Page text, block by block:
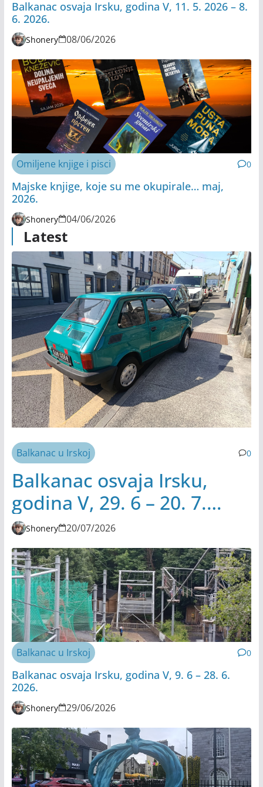
Balkanac osvaja Irsku, godina V, 11. 5. 2026 – 8.
6. 2026.
Shonery 08/06/2026
Omiljene knjige i pisci 0
Majske knjige, koje su me okupirale… maj,
2026.
Shonery 04/06/2026
Latest
Balkanac u Irskoj 0
Balkanac osvaja Irsku,
godina V, 29. 6 – 20. 7.
2026.
Shonery 20/07/2026
Balkanac u Irskoj 0
Balkanac osvaja Irsku, godina V, 9. 6 – 28. 6.
2026.
Shonery 29/06/2026